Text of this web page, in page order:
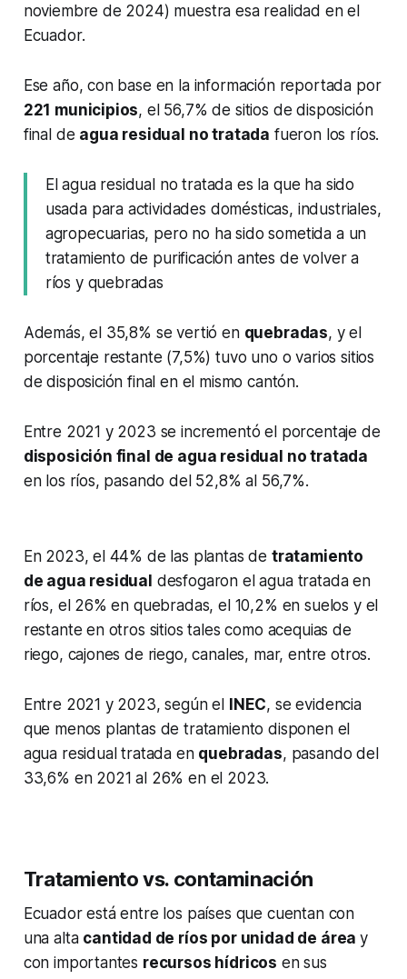
noviembre de 2024) muestra esa realidad en el
Ecuador.
Ese año, con base en la información reportada por
221 municipios, el 56,7% de sitios de disposición
final de agua residual no tratada fueron los ríos.
El agua residual no tratada es la que ha sido
usada para actividades domésticas, industriales,
agropecuarias, pero no ha sido sometida a un
tratamiento de purificación antes de volver a
ríos y quebradas
Además, el 35,8% se vertió en quebradas, y el
porcentaje restante (7,5%) tuvo uno o varios sitios
de disposición final en el mismo cantón.
Entre 2021 y 2023 se incrementó el porcentaje de
disposición final de agua residual no tratada
en los ríos, pasando del 52,8% al 56,7%.
En 2023, el 44% de las plantas de tratamiento
de agua residual desfogaron el agua tratada en
ríos, el 26% en quebradas, el 10,2% en suelos y el
restante en otros sitios tales como acequias de
riego, cajones de riego, canales, mar, entre otros.
Entre 2021 y 2023, según el INEC, se evidencia
que menos plantas de tratamiento disponen el
agua residual tratada en quebradas, pasando del
33,6% en 2021 al 26% en el 2023.
Tratamiento vs. contaminación
Ecuador está entre los países que cuentan con
una alta cantidad de ríos por unidad de áreay
con importantes recursos hídricos en sus